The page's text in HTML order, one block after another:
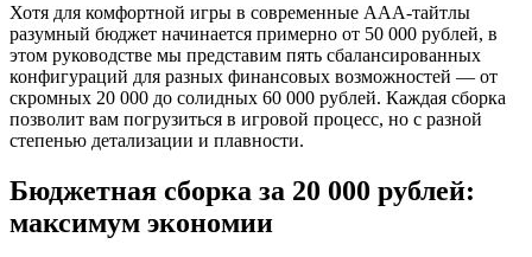
Хотя для комфортной игры в современные ААА-тайтлы
разумный бюджет начинается примерно от 50 000 рублей, в
этом руководстве мы представим пять сбалансированных
конфигураций для разных финансовых возможностей — от
скромных 20 000 до солидных 60 000 рублей. Каждая сборка
позволит вам погрузиться в игровой процесс, но с разной
степенью детализации и плавности.
Бюджетная сборка за 20 000 рублей:
максимум экономии